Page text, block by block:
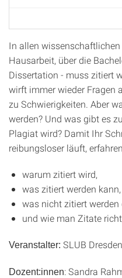
In allen
Hausarbeit, über die
Dissertation - muss zitiert
wirft immer wieder Fragen
zu Schwierigkeiten. Aber
werden? Und was gibt es
Plagiat wird? Damit Ihr
reibungsloser läuft,
warum zitiert wird,
was zitiert werden kann,
was nicht zitiert werden
und wie man Zitate
Veranstalter: SLUB Dresden
Dozent:innen: Sandra